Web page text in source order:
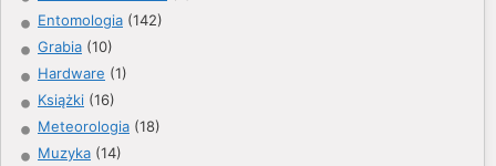
Entomologia (142)
Grabia (10)
Hardware (1)
Książki (16)
Meteorologia (18)
Muzyka (14)